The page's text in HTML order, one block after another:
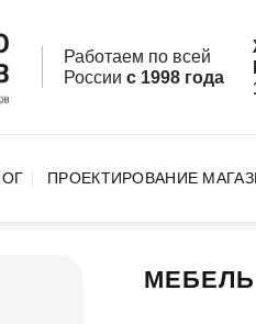
Работаем по всей
России с 1998 года
ПРОЕКТИРОВАНИЕ